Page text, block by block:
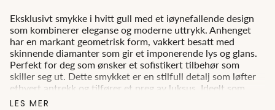
Eksklusivt smykke i hvitt gull med et iøynefallende design
som kombinerer eleganse og moderne uttrykk. Anhenget
har en markant geometrisk form, vakkert besatt med
skinnende diamanter som gir et imponerende lys og glans.
Perfekt for deg som ønsker et sofistikert tilbehør som
skiller seg ut. Dette smykket er en stilfull detalj som løfter
ethvert antrekk og tilfører et preg av luksus. Ideelt som
gave til en spesiell anledning.
LES MER